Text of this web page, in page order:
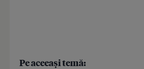
Pe aceeași temă: